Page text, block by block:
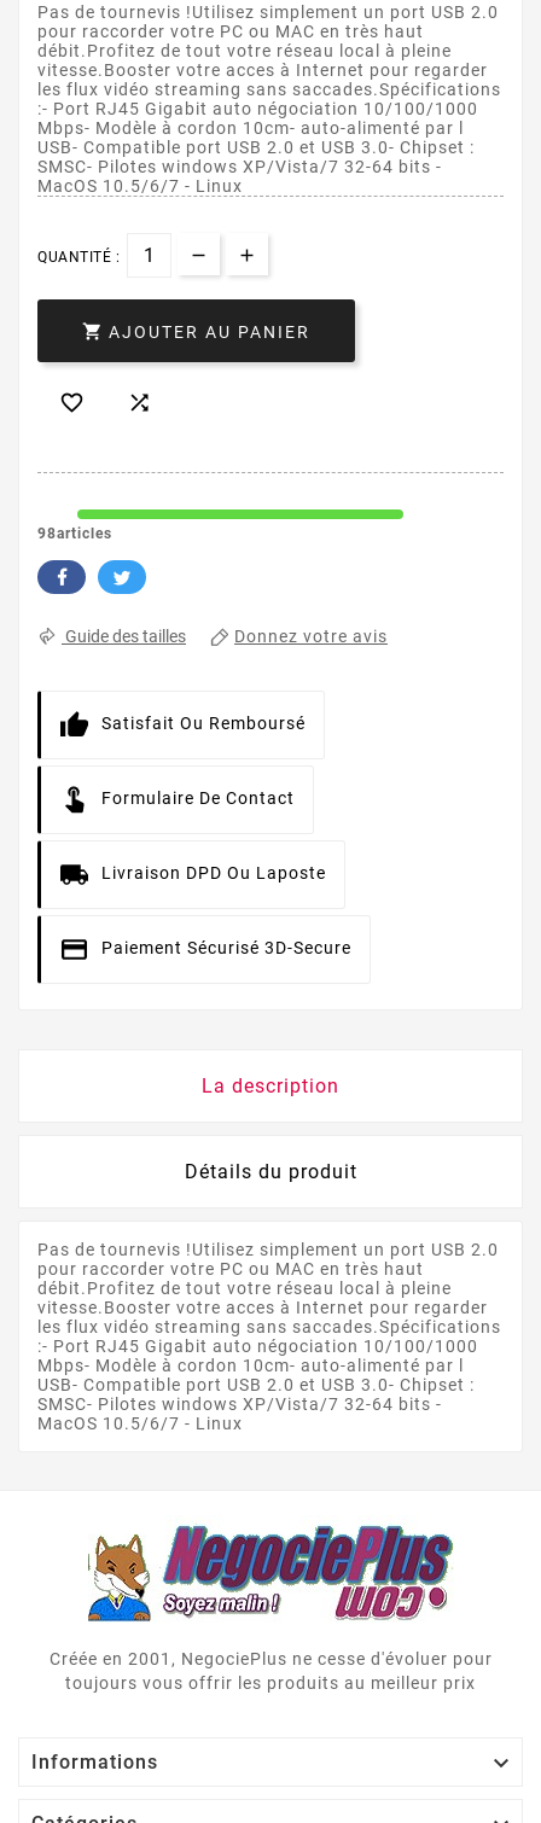
Pas de tournevis !Utilisez simplement un port USB 2.0
pour raccorder votre PC ou MAC en très haut
débit.Profitez de tout votre réseau local à pleine
vitesse.Booster votre acces à Internet pour regarder
les flux vidéo streaming sans saccades.Spécifications
:- Port RJ45 Gigabit auto négociation 10/100/1000
Mbps- Modèle à cordon 10cm- auto-alimenté par l
USB- Compatible port USB 2.0 et USB 3.0- Chipset :
SMSC- Pilotes windows XP/Vista/7 32-64 bits -
MacOS 10.5/6/7 - Linux
QUANTITÉ :
 AJOUTER AU PANIER
 
98articles
Guide des tailles Donnez votre avis
Satisfait Ou Remboursé
Formulaire De Contact
Livraison DPD Ou Laposte
Paiement Sécurisé 3D-Secure
La description
Détails du produit
Pas de tournevis !Utilisez simplement un port USB 2.0
pour raccorder votre PC ou MAC en très haut
débit.Profitez de tout votre réseau local à pleine
vitesse.Booster votre acces à Internet pour regarder
les flux vidéo streaming sans saccades.Spécifications
:- Port RJ45 Gigabit auto négociation 10/100/1000
Mbps- Modèle à cordon 10cm- auto-alimenté par l
USB- Compatible port USB 2.0 et USB 3.0- Chipset :
SMSC- Pilotes windows XP/Vista/7 32-64 bits -
MacOS 10.5/6/7 - Linux
Créée en 2001, NegociePlus ne cesse d'évoluer pour
toujours vous offrir les produits au meilleur prix
Informations 